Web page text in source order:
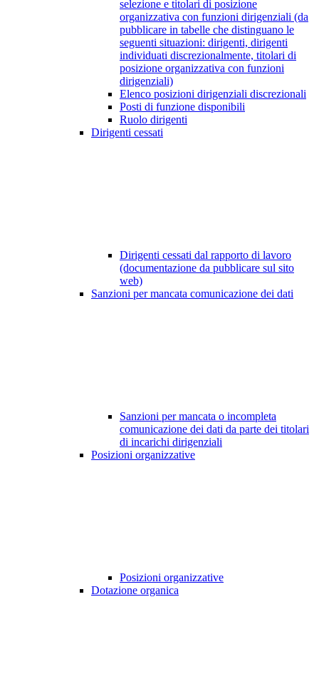
selezione e titolari di posizione
organizzativa con funzioni dirigenziali (da
pubblicare in tabelle che distinguano le
seguenti situazioni: dirigenti, dirigenti
individuati discrezionalmente, titolari di
posizione organizzativa con funzioni
dirigenziali)
Elenco posizioni dirigenziali discrezionali
Posti di funzione disponibili
Ruolo dirigenti
Dirigenti cessati
Dirigenti cessati dal rapporto di lavoro
(documentazione da pubblicare sul sito
web)
Sanzioni per mancata comunicazione dei dati
Sanzioni per mancata o incompleta
comunicazione dei dati da parte dei titolari
di incarichi dirigenziali
Posizioni organizzative
Posizioni organizzative
Dotazione organica